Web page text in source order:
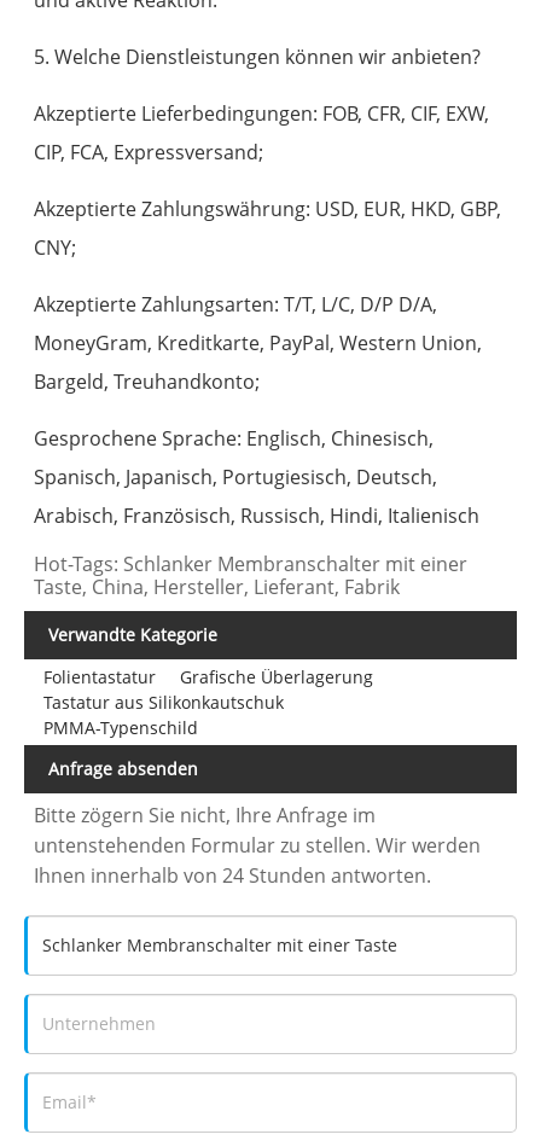
5. Welche Dienstleistungen können wir anbieten?
Akzeptierte Lieferbedingungen: FOB, CFR, CIF, EXW,
CIP, FCA, Expressversand;
Akzeptierte Zahlungswährung: USD, EUR, HKD, GBP,
CNY;
Akzeptierte Zahlungsarten: T/T, L/C, D/P D/A,
MoneyGram, Kreditkarte, PayPal, Western Union,
Bargeld, Treuhandkonto;
Gesprochene Sprache: Englisch, Chinesisch,
Spanisch, Japanisch, Portugiesisch, Deutsch,
Arabisch, Französisch, Russisch, Hindi, Italienisch
Hot-Tags: Schlanker Membranschalter mit einer
Taste, China, Hersteller, Lieferant, Fabrik
Verwandte Kategorie
Folientastatur
Grafische Überlagerung
Tastatur aus Silikonkautschuk
PMMA-Typenschild
Anfrage absenden
Bitte zögern Sie nicht, Ihre Anfrage im
untenstehenden Formular zu stellen. Wir werden
Ihnen innerhalb von 24 Stunden antworten.